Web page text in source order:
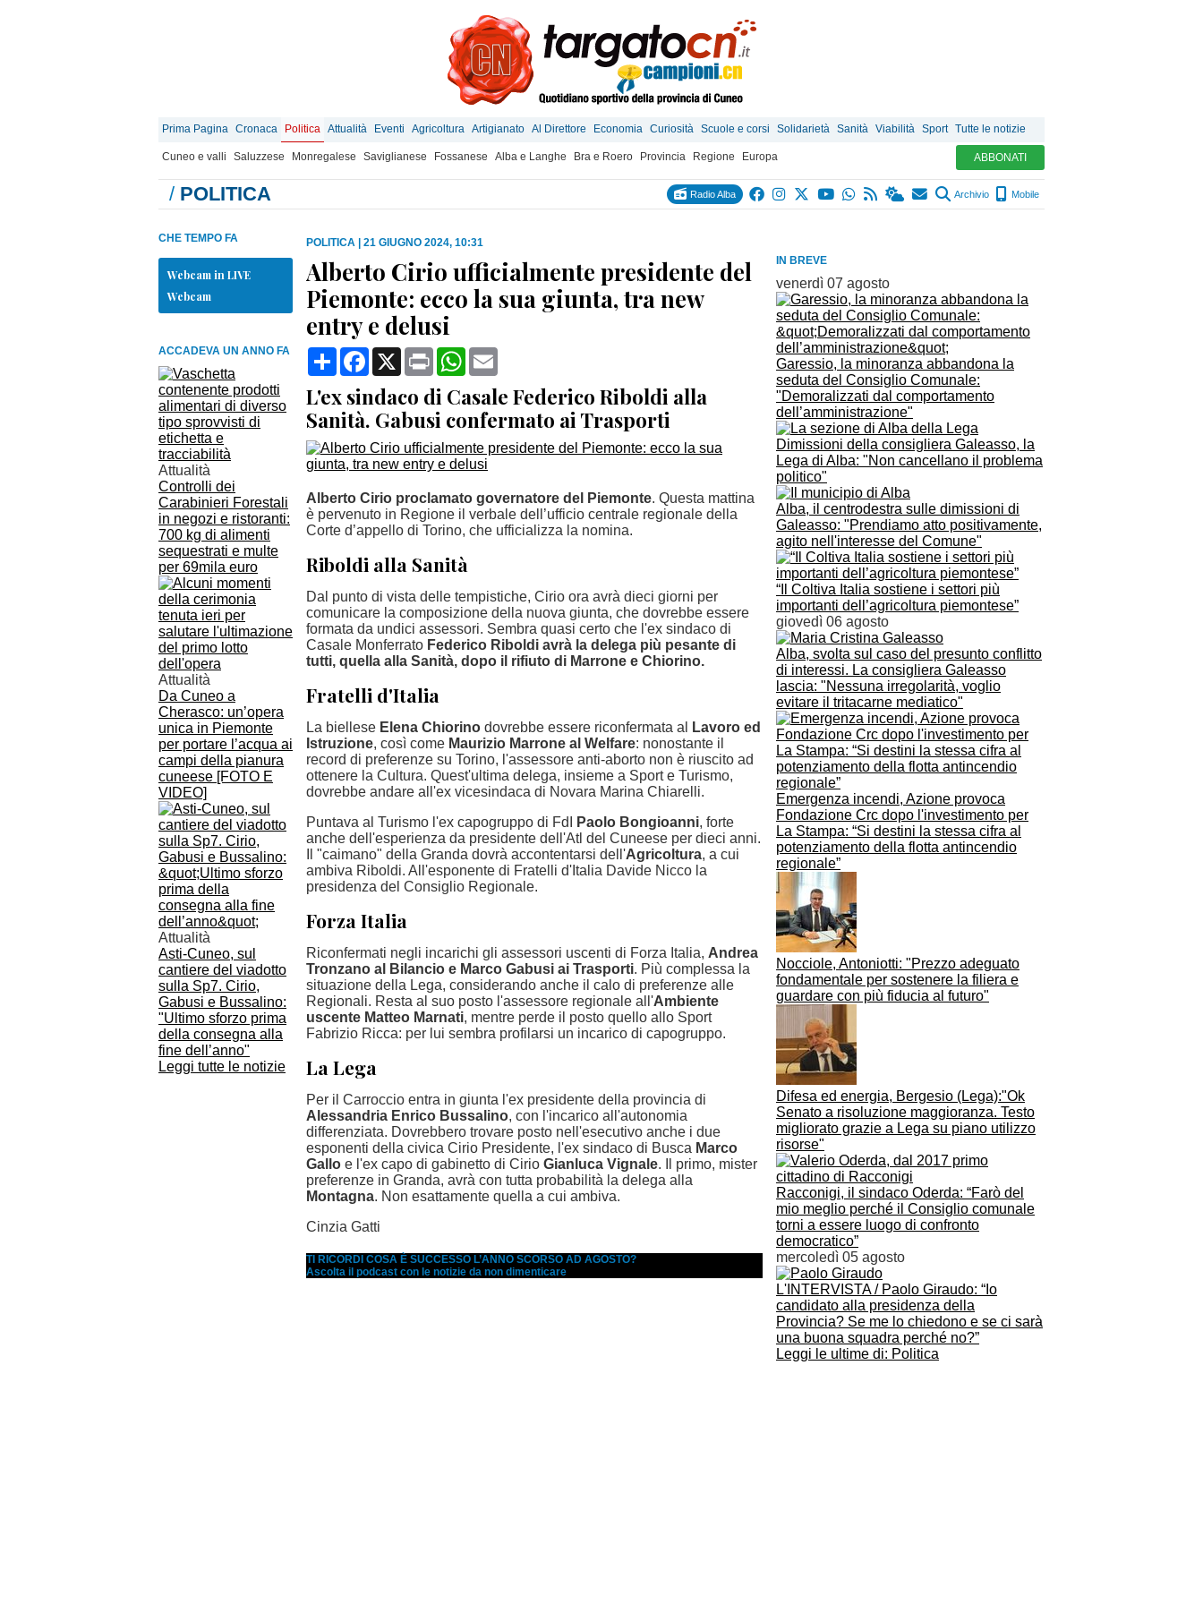
Prima Pagina Cronaca Politica Attualità Eventi Agricoltura Artigianato Al Direttore Economia Curiosità Scuole e corsi Solidarietà Sanità Viabilità Sport Tutte le notizie
Cuneo e valli Saluzzese Monregalese Saviglianese Fossanese Alba e Langhe Bra e Roero Provincia Regione Europa ABBONATI
/ POLITICA Radio Alba Archivio Mobile
IN BREVE
venerdì 07 agosto
Garessio, la minoranza abbandona la
seduta del Consiglio Comunale:
"Demoralizzati dal comportamento
dell’amministrazione"
Dimissioni della consigliera Galeasso, la
Lega di Alba: "Non cancellano il problema
politico"
Alba, il centrodestra sulle dimissioni di
Galeasso: "Prendiamo atto positivamente,
agito nell'interesse del Comune"
“Il Coltiva Italia sostiene i settori più
importanti dell’agricoltura piemontese”
giovedì 06 agosto
Alba, svolta sul caso del presunto conflitto
di interessi. La consigliera Galeasso
lascia: "Nessuna irregolarità, voglio
evitare il tritacarne mediatico"
Emergenza incendi, Azione provoca
Fondazione Crc dopo l'investimento per
La Stampa: “Si destini la stessa cifra al
potenziamento della flotta antincendio
regionale”
Nocciole, Antoniotti: "Prezzo adeguato
fondamentale per sostenere la filiera e
guardare con più fiducia al futuro"
Difesa ed energia, Bergesio (Lega):"Ok
Senato a risoluzione maggioranza. Testo
migliorato grazie a Lega su piano utilizzo
risorse"
Racconigi, il sindaco Oderda: “Farò del
mio meglio perché il Consiglio comunale
torni a essere luogo di confronto
democratico”
mercoledì 05 agosto
L'INTERVISTA / Paolo Giraudo: “Io
candidato alla presidenza della
Provincia? Se me lo chiedono e se ci sarà
una buona squadra perché no?”
Leggi le ultime di: Politica
CHE TEMPO FA
Webcam in LIVE
Webcam
ACCADEVA UN ANNO FA
Attualità
Controlli dei
Carabinieri Forestali
in negozi e ristoranti:
700 kg di alimenti
sequestrati e multe
per 69mila euro
Attualità
Da Cuneo a
Cherasco: un’opera
unica in Piemonte
per portare l’acqua ai
campi della pianura
cuneese [FOTO E
VIDEO]
Attualità
Asti-Cuneo, sul
cantiere del viadotto
sulla Sp7. Cirio,
Gabusi e Bussalino:
"Ultimo sforzo prima
della consegna alla
fine dell’anno"
Leggi tutte le notizie
POLITICA 21 GIUGNO 2024, 10:31
Alberto Cirio ufficialmente presidente del
Piemonte: ecco la sua giunta, tra new
entry e delusi
CondividiFacebook
X Print WhatsApp
L'ex sindaco di Casale Federico Riboldi alla
Sanità. Gabusi confermato ai Trasporti
Alberto Cirio proclamato governatore del Piemonte. Questa mattina
è pervenuto in Regione il verbale dell’ufficio centrale regionale della
Corte d’appello di Torino, che ufficializza la nomina.
Riboldi alla Sanità
Dal punto di vista delle tempistiche, Cirio ora avrà dieci giorni per
comunicare la composizione della nuova giunta, che dovrebbe essere
formata da undici assessori. Sembra quasi certo che l'ex sindaco di
Casale Monferrato Federico Riboldi avrà la delega più pesante di
tutti, quella alla Sanità, dopo il rifiuto di Marrone e Chiorino.
Fratelli d'Italia
La biellese Elena Chiorino dovrebbe essere riconfermata al
Lavoro ed
Istruzione, così come Maurizio Marrone al Welfare: nonostante il
record di preferenze su Torino, l'assessore anti-aborto non è riuscito ad
ottenere la Cultura. Quest'ultima delega, insieme a Sport e Turismo,
dovrebbe andare all'ex vicesindaca di Novara Marina Chiarelli.
Puntava al Turismo l'ex capogruppo di FdI
Paolo Bongioanni, forte
anche dell'esperienza da presidente dell'Atl del Cuneese per dieci anni.
Il "caimano" della Granda dovrà accontentarsi dell'Agricoltura, a cui
ambiva Riboldi. All'esponente di Fratelli d'Italia Davide Nicco la
presidenza del Consiglio Regionale.
Forza Italia
Riconfermati negli incarichi gli assessori uscenti di Forza Italia, Andrea
Tronzano al Bilancio e Marco Gabusi ai Trasporti. Più complessa la
situazione della Lega, considerando anche il calo di preferenze alle
Regionali. Resta al suo posto l'assessore regionale all'Ambiente
uscente Matteo Marnati, mentre perde il posto quello allo Sport
Fabrizio Ricca: per lui sembra profilarsi un incarico di capogruppo.
La Lega
Per il Carroccio entra in giunta l'ex presidente della provincia di
Alessandria Enrico Bussalino, con l'incarico all'autonomia
differenziata. Dovrebbero trovare posto nell'esecutivo anche i due
esponenti della civica Cirio Presidente, l'ex sindaco di Busca Marco
Gallo e l'ex capo di gabinetto di Cirio Gianluca Vignale. Il primo, mister
preferenze in Granda, avrà con tutta probabilità la delega alla
Montagna. Non esattamente quella a cui ambiva.
Cinzia Gatti
TI RICORDI COSA È SUCCESSO L’ANNO SCORSO AD AGOSTO?
Ascolta il podcast con le notizie da non dimenticare